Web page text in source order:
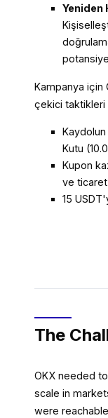
Yeniden
Kampanya için
çekici taktikleri
Kutu
Kupon
ve ticaret
15
The
OKX needed
scale in
were